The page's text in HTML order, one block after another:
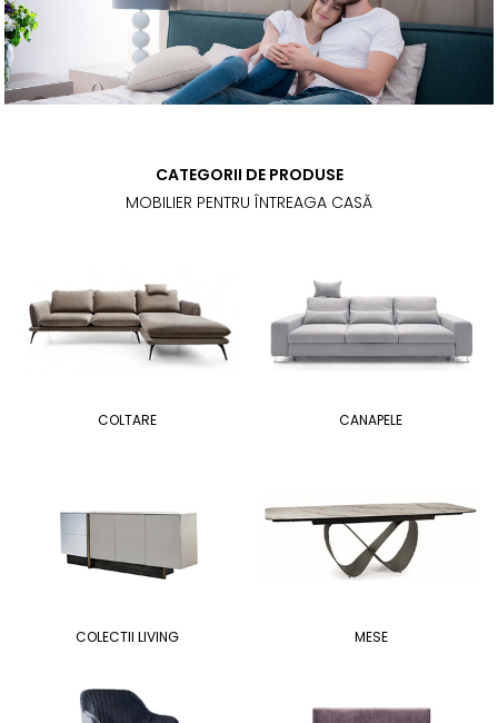
CATEGORII DE PRODUSE
MOBILIER PENTRU ÎNTREAGA CASĂ
COLTARE CANAPELE
COLECTII LIVING MESE